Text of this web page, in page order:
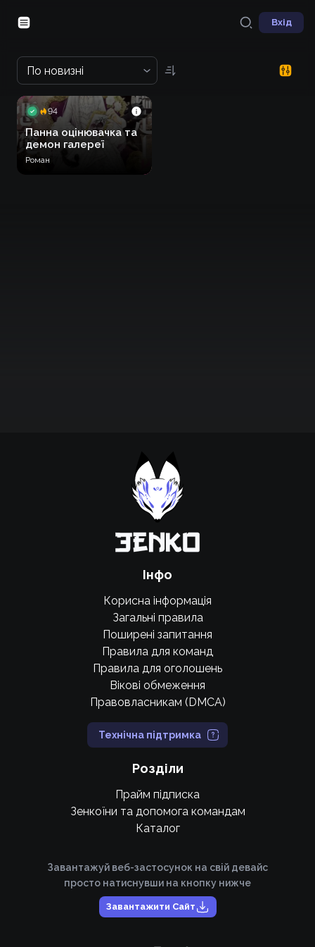
Вхід
По новизні
94
Панна оцінювачка та
демон галереї
Роман
крутих нововведень
Підтримати проєкт
Інфо
Корисна інформація
Загальні правила
Поширені запитання
Правила для команд
Правила для оголошень
Вікові обмеження
Правовласникам (DMCA)
Технічна підтримка
Розділи
Прайм підписка
Зенкоїни та допомога командам
Каталог
Завантажуй веб-застосунок на свій девайс
просто натиснувши на кнопку нижче
Завантажити Сайт